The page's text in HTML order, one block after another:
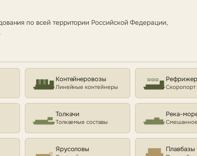
по всей территории Российской Федерации,
Контейнеровозы
Линейные контейнеры Скоропорт
Толкачи
Толкаемые составы
Река-
Ярусоловы Плавбазы